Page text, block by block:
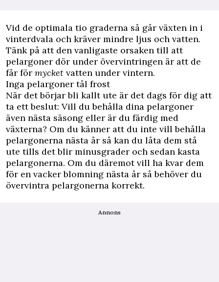
Vid de optimala tio graderna så går växten in i
vinterdvala och kräver mindre ljus och vatten.
Tänk på att den vanligaste orsaken till att
pelargoner dör under övervintringen är att de
får för mycket vatten under vintern.
Inga pelargoner tål frost
När det börjar bli kallt ute är det dags för dig att
ta ett beslut: Vill du behålla dina pelargoner
även nästa säsong eller är du färdig med
växterna? Om du känner att du inte vill behålla
pelargonerna nästa år så kan du låta dem stå
ute tills det blir minusgrader och sedan kasta
pelargonerna. Om du däremot vill ha kvar dem
för en vacker blomning nästa år så behöver du
övervintra pelargonerna korrekt.
Annons